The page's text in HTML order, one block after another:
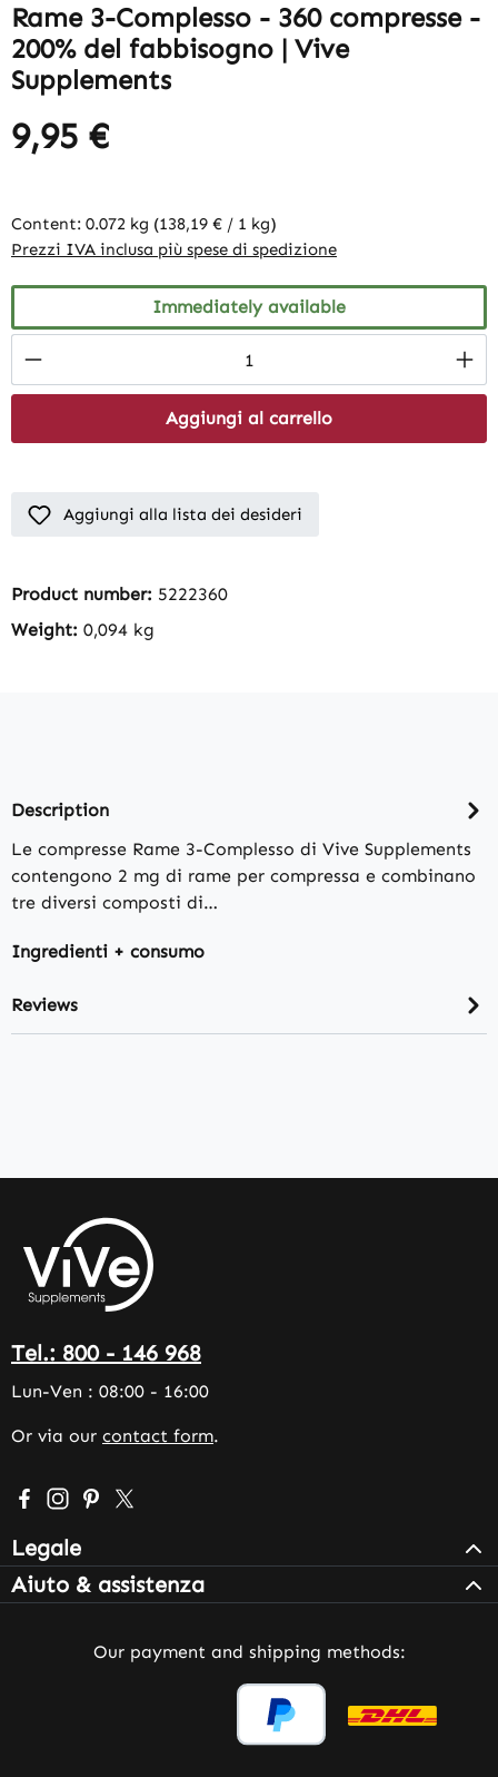
Rame 3-Complesso - 360 compresse -
200% del fabbisogno | Vive
Supplements
9,95 €
Content: 0.072 kg (138,19 € / 1 kg)
Prezzi IVA inclusa più spese di spedizione
Immediately available
Product Quantity: Enter the desired
Aggiungi al carrello
Aggiungi alla lista dei desideri
Product number: 5222360
Weight: 0,094 kg
Description
Le compresse Rame 3-Complesso di Vive Supplements
contengono 2 mg di rame per compressa e combinano
tre diversi composti di…
Ingredienti + consumo
Reviews
Tel.: 800 - 146 968
Lun-Ven : 08:00 - 16:00
Or via our contact form.
Visit us on Facebook – opens in a new browser tab
Check us out on Instagram – opens in a new
Get inspired on Pinterest – opens in a new
Follow us on X – opens in a new browser
Legale
Aiuto & assistenza
Our payment and shipping methods: